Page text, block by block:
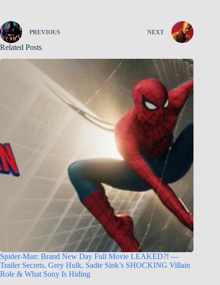
PREVIOUS NEXT
Related Posts
Spider-Man: Brand New Day Full Movie LEAKED?! —
Trailer Secrets, Grey Hulk, Sadie Sink’s SHOCKING Villain
Role & What Sony Is Hiding